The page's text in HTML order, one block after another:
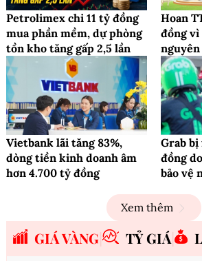
Petrolimex chi 11 tỷ đồng
mua phần mềm, dự phòng
tồn kho tăng gấp 2,5 lần
Hoan
đồng vì
Vietbank lãi tăng 83%,
dòng tiền kinh doanh âm
hơn 4.700 tỷ đồng
Grab bị
đồng
bảo vệ
Xem thêm
GIÁ VÀNG TỶ GIÁ